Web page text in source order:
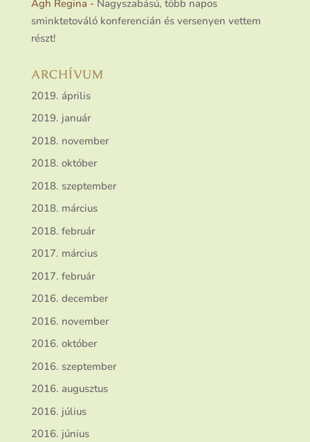
Ágh Regina - Nagyszabású, több napos
sminktetováló konferencián és versenyen vettem
részt!
ARCHÍVUM
2019. április
2019. január
2018. november
2018. október
2018. szeptember
2018. március
2018. február
2017. március
2017. február
2016. december
2016. november
2016. október
2016. szeptember
2016. augusztus
2016. július
2016. június